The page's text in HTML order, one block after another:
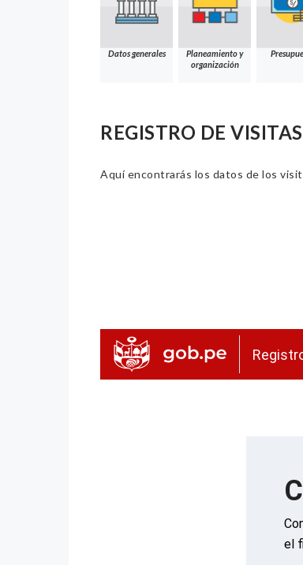
Datos generales
Planeamiento y
organización
REGISTRO DE VISITAS
Aquí encontrarás los datos de los